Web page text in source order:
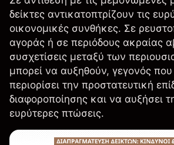
δείκτες αντικατοπτρίζουν τις
οικονομικές συνθήκες. Σε
αγοράς ή σε περιόδους ακραίας
συσχετίσεις μεταξύ των
μπορεί να αυξηθούν, γεγονός
περιορίσει την προστατευτική
διαφοροποίησης και να αυξήσει
ευρύτερες πτώσεις.